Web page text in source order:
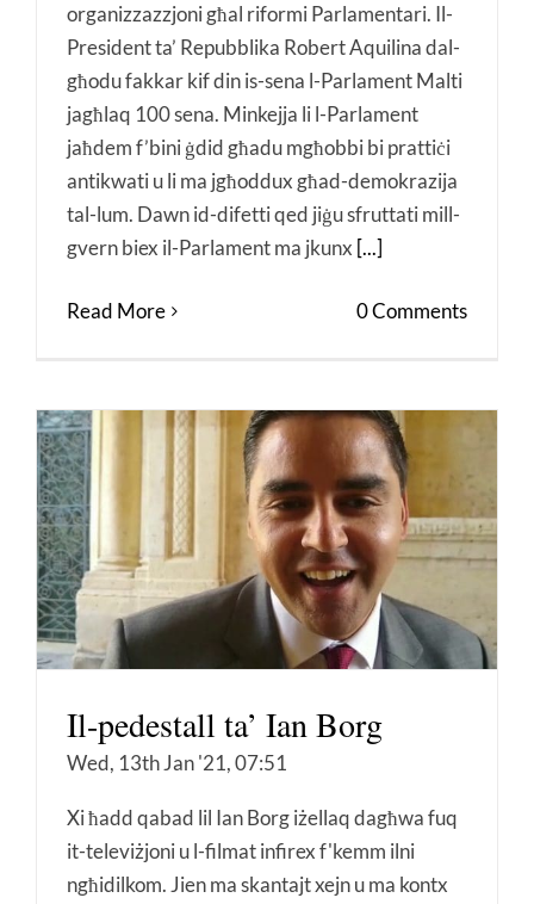
organizzazzjoni għal riformi Parlamentari. Il-
President ta’ Repubblika Robert Aquilina dal-
għodu fakkar kif din is-sena l-Parlament Malti
jagħlaq 100 sena. Minkejja li l-Parlament
jaħdem f’bini ġdid għadu mgħobbi bi prattiċi
antikwati u li ma jgħoddux għad-demokrazija
tal-lum. Dawn id-difetti qed jiġu sfruttati mill-
gvern biex il-Parlament ma jkunx [...]
Read More 0 Comments
Il-pedestall ta’ Ian Borg
Wed, 13th Jan '21, 07:51
Xi ħadd qabad lil Ian Borg iżellaq dagħwa fuq
it-televiżjoni u l-filmat infirex f'kemm ilni
ngħidilkom. Jien ma skantajt xejn u ma kontx